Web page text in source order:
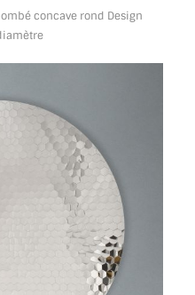
concave rond Design